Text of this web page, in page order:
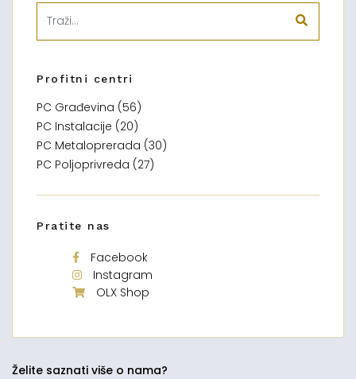
Profitni centri
PC Građevina (56)
PC Instalacije (20)
PC Metaloprerada (30)
PC Poljoprivreda (27)
Pratite nas
Facebook
Instagram
OLX Shop
Želite saznati više o nama?